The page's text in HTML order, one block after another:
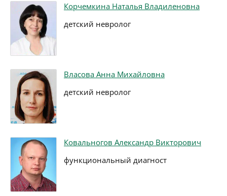
Корчемкина Наталья Владиленовна
детский невролог
Власова Анна Михайловна
детский невролог
Ковальногов Александр Викторович
функциональный диагност